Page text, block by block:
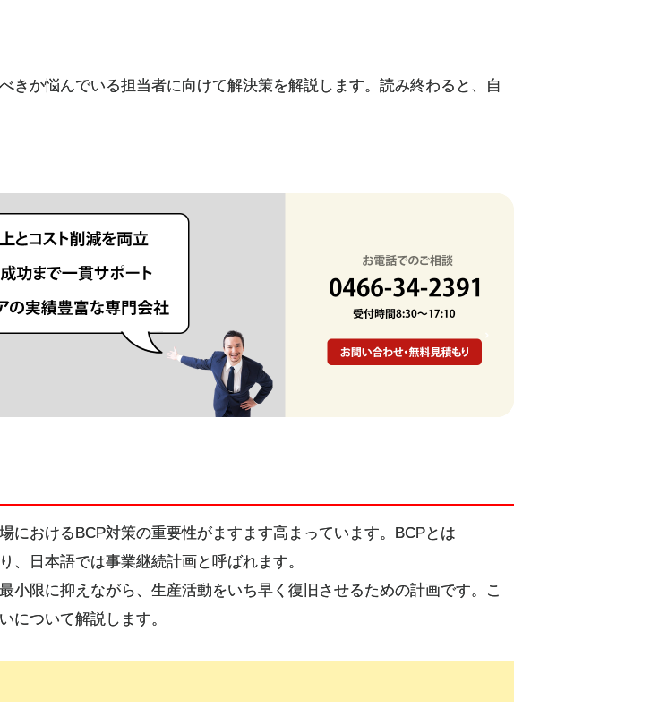
きか悩んでいる担当者に向けて解決策を解説します。読み終わると、自
におけるBCP対策の重要性がますます高まっています。BCPとは
、日本語では事業継続計画と呼ばれます。
小限に抑えながら、生産活動をいち早く復旧させるための計画です。こ
について解説します。